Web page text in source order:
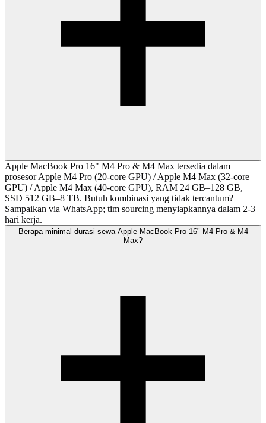
Apple MacBook Pro 16" M4 Pro & M4 Max tersedia dalam
prosesor Apple M4 Pro (20-core GPU) / Apple M4 Max (32-core
GPU) / Apple M4 Max (40-core GPU), RAM 24 GB–128 GB,
SSD 512 GB–8 TB. Butuh kombinasi yang tidak tercantum?
Sampaikan via WhatsApp; tim sourcing menyiapkannya dalam 2-3
hari kerja.
Berapa minimal durasi sewa Apple MacBook Pro 16" M4 Pro & M4
Max?